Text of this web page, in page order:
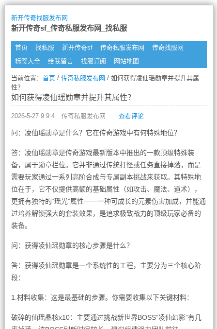
新开传奇找服发布网
新开传奇sf_传奇私服发布网_找私服
首页 找私服 新开传奇sf 传奇私服发布网
传奇找服网
标签大全
给我留言 找服订阅 网站地图
当前位置： 首页/ 传奇私服发布网 / 如何获得凌仙瑶勋章并提升其属
性？
如何获得凌仙瑶勋章并提升其属性？
2026-5-27 9:9:4 传奇私服发布网 查看评论
问：凌仙瑶勋章是什么？它在传奇游戏中有何特殊地位？
答：凌仙瑶勋章是传奇游戏最新版本中推出的一款顶级特殊装
备，属于勋章栏位。它并非通过传统打怪或任务直接掉落，而是
需要玩家通过一系列高阶合成与专属副本挑战来获取。其特殊地
位在于，它不仅提供高额的基础属性（如攻击、魔法、道术），
更拥有独特的“瑶光”属性——一种可成长的元素伤害加成，并能通
过培养解锁强大的套装效果，是追求极致战力的顶级玩家必备的
装备。
问：获得凌仙瑶勋章的核心步骤是什么？
答：获得凌仙瑶勋章是一个系统性的工程，主要分为三个核心阶
段：
1.材料收集：这是最基础的步骤。你需要收集以下关键材料：
破碎的仙瑶晶核x10：主要通过挑战新世界BOSS“凌仙幻影”有几